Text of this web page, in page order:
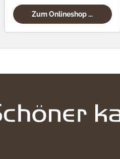
Zum Onlineshop ...